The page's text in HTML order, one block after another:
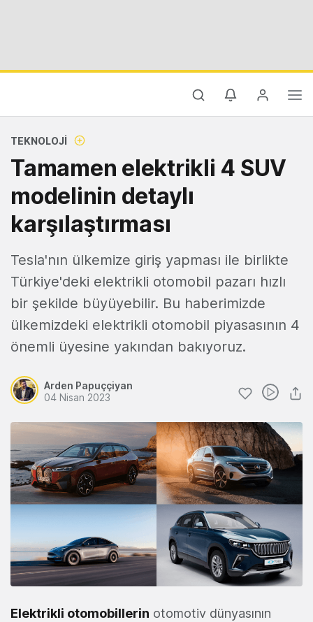
TEKNOLOJI
Tamamen elektrikli 4 SUV
modelinin detaylı
karşılaştırması
Tesla'nın ülkemize giriş yapması ile birlikte
Türkiye'deki elektrikli otomobil pazarı hızlı
bir şekilde büyüyebilir. Bu haberimizde
ülkemizdeki elektrikli otomobil piyasasının 4
önemli üyesine yakından bakıyoruz.
Arden Papuççiyan
04 Nisan 2023
Elektrikli otomobillerin otomotiv dünyasının